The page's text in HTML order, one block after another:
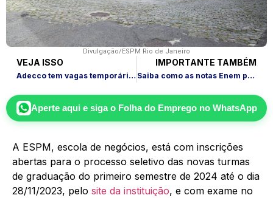
Divulgação/ESPM Rio de Janeiro
VEJA ISSO
Adecco tem vagas temporárias em todo o Brasil
IMPORTANTE TAMBÉM
Saiba como as notas Enem podem ser usadas no Brasil e no exterior
Aperte aqui e siga o Folha do Empregono WhatsApp
A ESPM, escola de negócios, está com inscrições
abertas para o processo seletivo das novas turmas
de graduação do primeiro semestre de 2024 até o dia
28/11/2023, pelo site da instituição, e com exame no